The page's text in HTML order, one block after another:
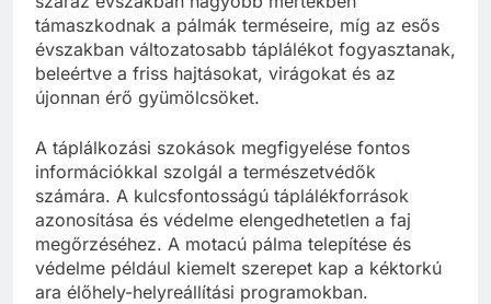
támaszkodnak a pálmák terméseire, míg az esős
évszakban változatosabb táplálékot fogyasztanak,
beleértve a friss hajtásokat, virágokat és az
újonnan érő gyümölcsöket.
A táplálkozási szokások megfigyelése fontos
információkkal szolgál a természetvédők
számára. A kulcsfontosságú táplálékforrások
azonosítása és védelme elengedhetetlen a faj
megőrzéséhez. A motacú pálma telepítése és
védelme például kiemelt szerepet kap a kéktorkú
ara élőhely-helyreállítási programokban.